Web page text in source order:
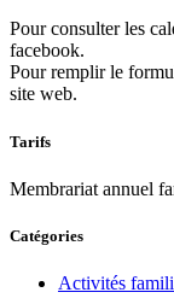
Pour consulter les
facebook.
Pour remplir le
site web.
Tarifs
Membrariat annuel
Catégories
Activités